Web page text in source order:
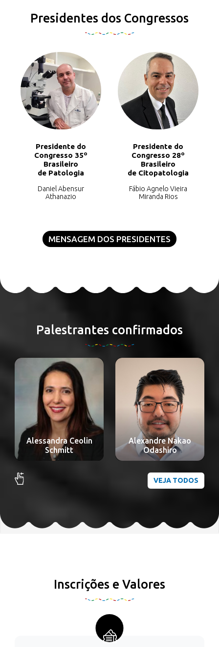
Presidentes dos Congressos
Presidente do
Congresso 35º
Brasileiro
de Patologia
Daniel Abensur
Athanazio
Presidente do
Congresso 28º
Brasileiro
de Citopatologia
Fábio Agnelo Vieira
Miranda Rios
MENSAGEM DOS PRESIDENTES
Palestrantes confirmados
Alexandre Nakao
Odashiro
Aline Lauda Freitas
Chaves
VEJA TODOS
Inscrições e Valores